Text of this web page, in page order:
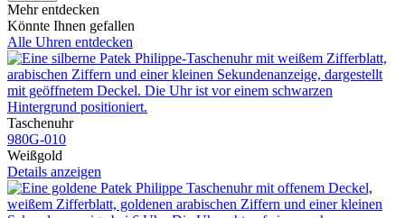
Mehr entdecken
Könnte Ihnen gefallen
Alle Uhren entdecken
Taschenuhr
980G​-010
Weißgold
Details anzeigen